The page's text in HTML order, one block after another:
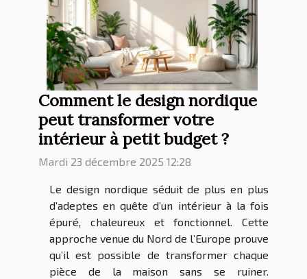
Comment le design nordique
peut transformer votre
intérieur à petit budget ?
Mardi 23 décembre 2025 12:28
Le design nordique séduit de plus en plus
d’adeptes en quête d’un intérieur à la fois
épuré, chaleureux et fonctionnel. Cette
approche venue du Nord de l’Europe prouve
qu’il est possible de transformer chaque
pièce de la maison sans se ruiner.